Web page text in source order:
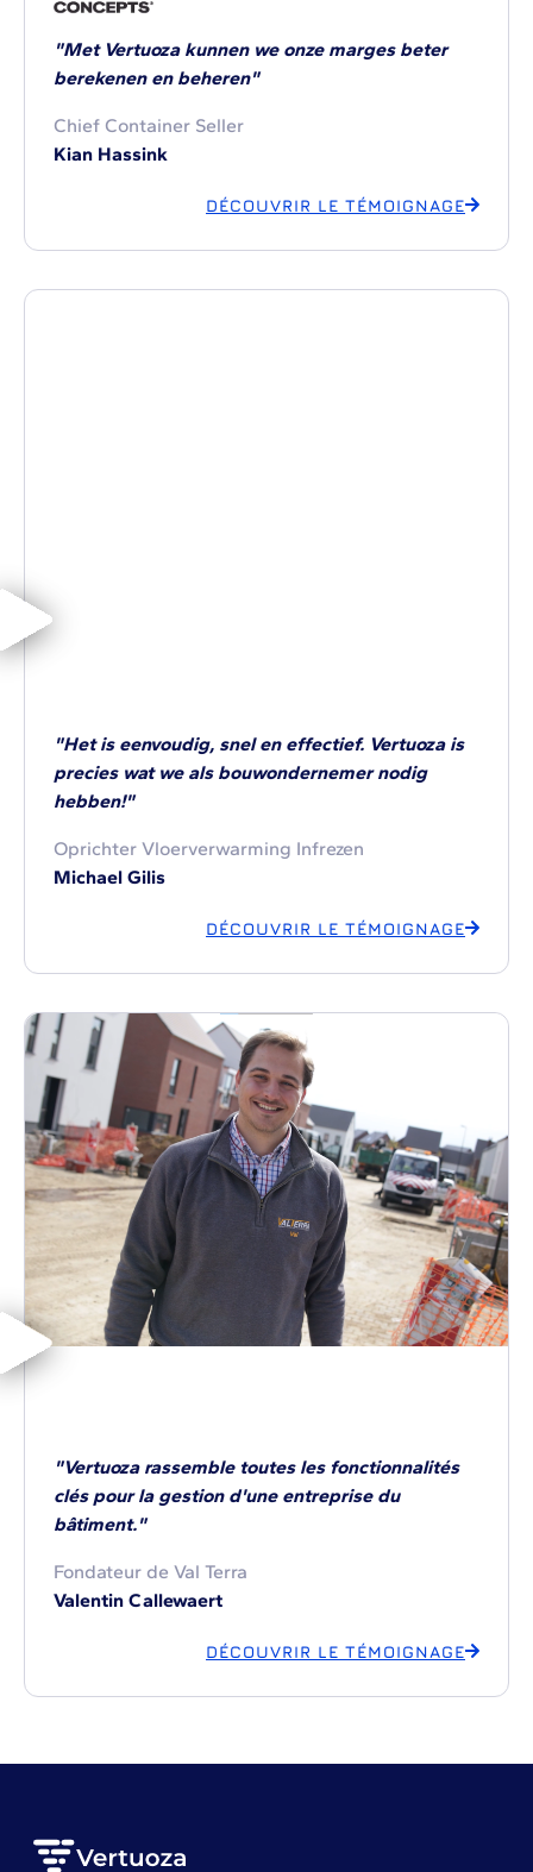
"Met Vertuoza kunnen we onze marges beter
berekenen en beheren"
Chief Container Seller
Kian Hassink
DÉCOUVRIR LE TÉMOIGNAGE
"Het is eenvoudig, snel en effectief. Vertuoza is
precies wat we als bouwondernemer nodig
hebben!"
Oprichter Vloerverwarming Infrezen
Michael Gilis
DÉCOUVRIR LE TÉMOIGNAGE
"Vertuoza rassemble toutes les fonctionnalités
clés pour la gestion d'une entreprise du
bâtiment."
Fondateur de Val Terra
Valentin Callewaert
DÉCOUVRIR LE TÉMOIGNAGE